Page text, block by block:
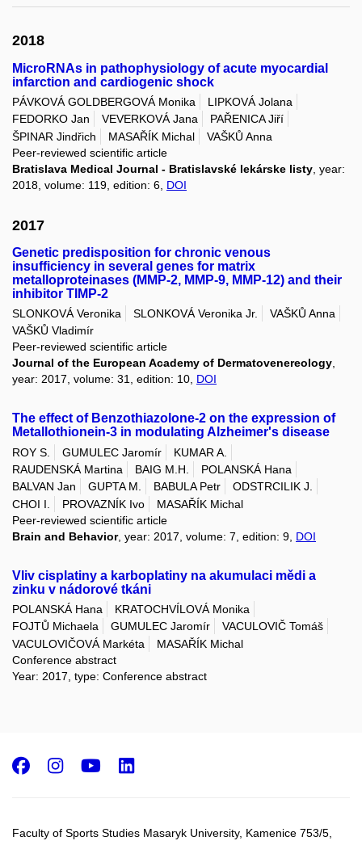
2018
MicroRNAs in pathophysiology of acute myocardial
infarction and cardiogenic shock
PÁVKOVÁ GOLDBERGOVÁ Monika
LIPKOVÁ Jolana
FEDORKO Jan
VEVERKOVÁ Jana
PAŘENICA Jiří
ŠPINAR Jindřich
MASAŘÍK Michal
VAŠKŮ Anna
Peer-reviewed scientific article
Bratislava Medical Journal - Bratislavské lekárske listy , year:
2018, volume: 119, edition: 6, DOI
2017
Genetic predisposition for chronic venous
insufficiency in several genes for matrix
metalloproteinases (MMP-2, MMP-9, MMP-12) and their
inhibitor TIMP-2
SLONKOVÁ Veronika SLONKOVÁ Veronika Jr.
VAŠKŮ Anna
VAŠKŮ Vladimír
Peer-reviewed scientific article
Journal of the European Academy of Dermatovenereology,
year: 2017, volume: 31, edition: 10, DOI
The effect of Benzothiazolone-2 on the expression of
Metallothionein-3 in modulating Alzheimer's disease
ROY S. GUMULEC Jaromír
KUMAR A.
RAUDENSKÁ Martina
BAIG M.H.
POLANSKÁ Hana
BALVAN Jan
GUPTA M. BABULA Petr
ODSTRCILIK J.
CHOI I.
PROVAZNÍK Ivo
MASAŘÍK Michal
Peer-reviewed scientific article
Brain and Behavior, year: 2017, volume: 7, edition: 9, DOI
Vliv cisplatiny a karboplatiny na akumulaci mědi a
zinku v nádorové tkáni
POLANSKÁ Hana
KRATOCHVÍLOVÁ Monika
FOJTŮ Michaela
GUMULEC Jaromír
VACULOVIČ Tomáš
VACULOVIČOVÁ Markéta
MASAŘÍK Michal
Conference abstract
Year: 2017, type: Conference abstract
Faculty of Sports Studies Masaryk University, Kamenice 753/5​,
Facebook
Instagram
Youtube
LinkedIn